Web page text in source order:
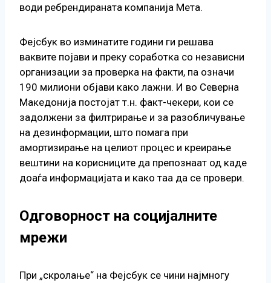
води ребрендираната компанија Мета.
Фејсбук во изминатите години ги решава
ваквите појави и преку соработка со независни
организации за проверка на факти, па означи
190 милиони објави како лажни. И во Северна
Македонија постојат т.н. факт-чекери, кои се
задолжени за филтрирање и за разобличување
на дезинформации, што помага при
амортизирање на целиот процес и креирање
вештини на корисниците да препознаат од каде
доаѓа информацијата и како таа да се провери.
Одговорност на социјалните
мрежи
При „скролање“ на Фејсбук се чини најмногу